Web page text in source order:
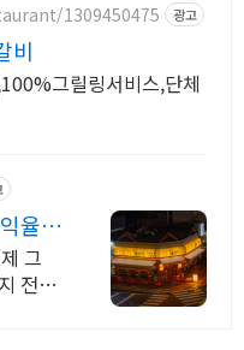
1309450475 광고
비
그릴링서비스,단체
율
그
전부